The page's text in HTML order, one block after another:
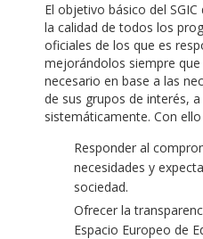
El objetivo básico del
la calidad de todos los
oficiales de los que es
mejorándolos siempre
necesario en base a las
de sus grupos de interés,
sistemáticamente. Con
Responder al
necesidades y
sociedad.
Ofrecer la
Espacio Europeo de